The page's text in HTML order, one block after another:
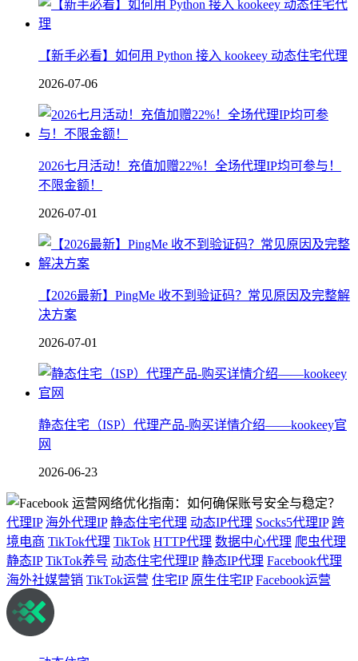
【新手必看】如何用 Python 接入 kookeey 动态住宅代理
2026-07-06
2026七月活动！充值加赠22%！全场代理IP均可参与！
不限金额！
2026-07-01
【2026最新】PingMe 收不到验证码？常见原因及完整解
决方案
2026-07-01
静态住宅（ISP）代理产品-购买详情介绍——kookeey官
网
2026-06-23
代理IP 海外代理IP 静态住宅代理 动态IP代理 Socks5代理IP 跨
境电商 TikTok代理 TikTok HTTP代理 数据中心代理 爬虫代理
静态IP TikTok养号 动态住宅代理IP 静态IP代理 Facebook代理
海外社媒营销 TikTok运营 住宅IP 原生住宅IP Facebook运营